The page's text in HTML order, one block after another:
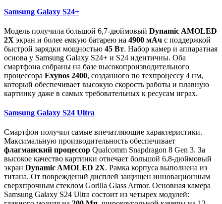
Samsung Galaxy S24+
Модель получила большой 6,7-дюймовый Dynamic AMOLED
2X экран и более емкую батарею на 4900 мАч с поддержкой
быстрой зарядки мощностью 45 Вт. Набор камер и аппаратная
основа у Samsung Galaxy S24+ и S24 идентичны. Оба
смартфона собраны на базе высокопроизводительного
процессора Exynos 2400, созданного по техпроцессу 4 нм,
который обеспечивает высокую скорость работы и плавную
картинку даже в самых требовательных к ресусам играх.
Samsung Galaxy S24 Ultra
Смартфон получил самые впечатляющие характеристики.
Максимальную производительность обеспечивает
флагманский процессор Qualcomm Snapdragon 8 Gen 3. За
высокое качество картинки отвечает большой 6,8-дюймовый
экран Dynamic AMOLED 2X. Рамка корпуса выполнена из
титана. От повреждений дисплей защищен инновационным
сверхпрочным стеклом Gorilla Glass Armor. Основная камера
Samsung Galaxy S24 Ultra состоит из четырех модулей: